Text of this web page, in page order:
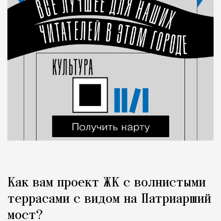
Как вам проект ЖК с волнистыми
террасами с видом на Патриарший
мост?